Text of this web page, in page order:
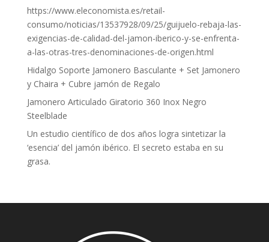
https://www.eleconomista.es/retail-
consumo/noticias/13537928/09/25/guijuelo-rebaja-las-
exigencias-de-calidad-del-jamon-iberico-y-se-enfrenta-
a-las-otras-tres-denominaciones-de-origen.html
Hidalgo Soporte Jamonero Basculante + Set Jamonero
y Chaira + Cubre jamón de Regalo
Jamonero Articulado Giratorio 360 Inox Negro
Steelblade
Un estudio científico de dos años logra sintetizar la
‘esencia’ del jamón ibérico. El secreto estaba en su
grasa.